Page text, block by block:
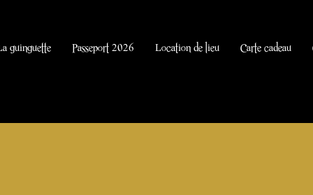
guinguette Passeport 2026 Location de lieu Carte cadeau